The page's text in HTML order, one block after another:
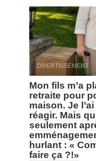
DIVERTISSEMENT
Mon fils m’a
retraite pour
maison. Je
réagir. Mais
seulement
hurlant : «
faire ça ?!»